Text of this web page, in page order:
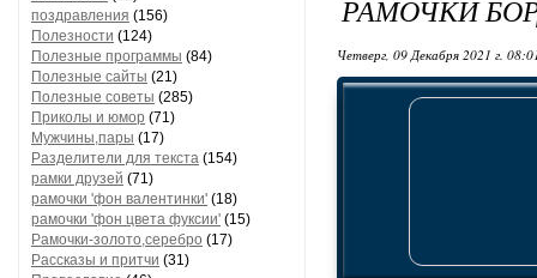
поздравления (156)
Полезности (124)
Полезные программы (84)
Полезные сайты (21)
Полезные советы (285)
Приколы и юмор (71)
Мужчины,пары (17)
Разделители для текста (154)
рамки друзей (71)
рамочки 'фон валентинки' (18)
рамочки 'фон цвета фуксии' (15)
Рамочки-золото,серебро (17)
Рассказы и притчи (31)
РАМОЧКИ
Четверг, 09 Декабря 2021 г.